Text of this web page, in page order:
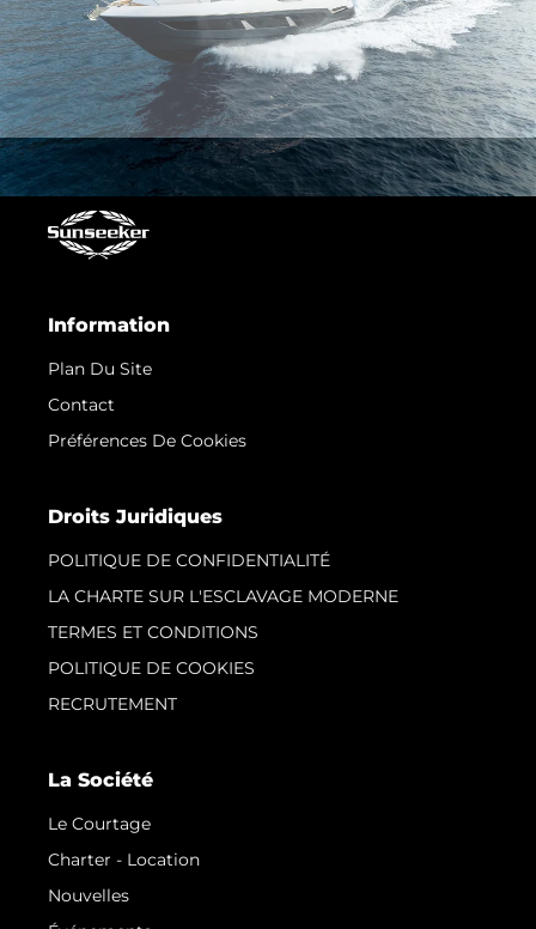
Information
Plan Du Site
Contact
Préférences De Cookies
Droits Juridiques
POLITIQUE DE CONFIDENTIALITÉ
LA CHARTE SUR L'ESCLAVAGE MODERNE
TERMES ET CONDITIONS
POLITIQUE DE COOKIES
RECRUTEMENT
La Société
Le Courtage
Charter - Location
Nouvelles